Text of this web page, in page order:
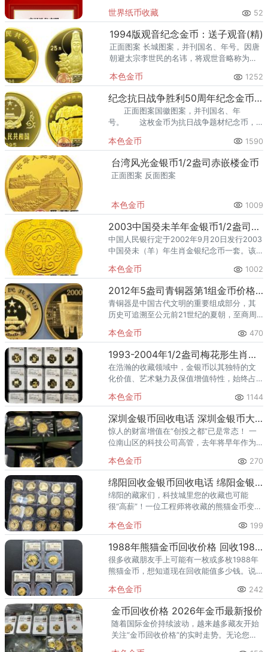
的评级机构，同样可能踩坑。假币入盒、分
数虚高、品相不符、售后无
世界纸币收藏 52
1994版观音纪念金币：送子观音(精)
正面图案 长城图案，并刊国名、年号。因唐
朝避太宗李世民的名讳，将观世音略称为观
像组成并刊有他的面额。
本色金币 1252
纪念抗日战争胜利50周年纪念金币：纪念碑
正面图案国徽图案，并刊国名、年
号。 这枚金币为抗日战争题材纪念币，
周年展现了抗日战争的纪念碑。
本色金币 1590
台湾风光金银币1/2盎司赤嵌楼金币
正面图案 反面图案
本色金币 1009
2003中国癸未羊年金银币1/2盎司梅花形金币
中国人民银行定于2002年9月20日发行2003
中国癸未（羊）年生肖金银纪念币一套。该
均为中华人民共和国法定货币。
本色金币 1002
2012年5盎司青铜器第1组金币价格 第1组青铜器5盎司金币值多少钱
青铜器是中国古代文明的重要组成部分，其
历史可追溯至公元前21世纪的夏朝，至商周
和权力的象征，也是宗教、礼仪和日常生活
中不可或缺的物品。2012
本色金币 470
1993-2004年1/2盎司梅花形生肖金币价格及收藏价值分析
在浩瀚的收藏领域中，金银币以其独特的文
化价值、艺术魅力及保值增值特性，始终占
年间发行的1/2盎司梅花形生肖金币系列，更
是以其精美的设计
本色金币 1144
深圳金银币回收电话 深圳金银币大量回收
惊人的财富增值在“创投之都”已是常态！ 一
位南山区的科技公司高管，去年将早年作为
现，单笔成交额轻松突破八位数，这笔“沉睡
的黄金资本”为他参与的
本色金币 270
绵阳回收金银币回收电话 绵阳金银币回收渠道
绵阳的藏家们，科技城里您的收藏也可能
很“高薪”！一位工程师将收藏的熊猫金币变
慰道：“收藏投资，最终成了孩子看世界的路
费。”当前金银币收藏市场表
本色金币 199
1988年熊猫金币回收价格 回收1988年熊猫金币的渠道
很多收藏朋友手上可能有一枚或多枚1988年
熊猫金币，想知道现在回收能值多少钱。说
最核心的因素就是国际金价。本文提供的价
格仅供参考，具体成交价请
本色金币 242
金币回收价格 2026年金币最新报价
随着国际金价持续波动，越来越多藏友开始
关注“金币回收价格”的实时走势。无论您是